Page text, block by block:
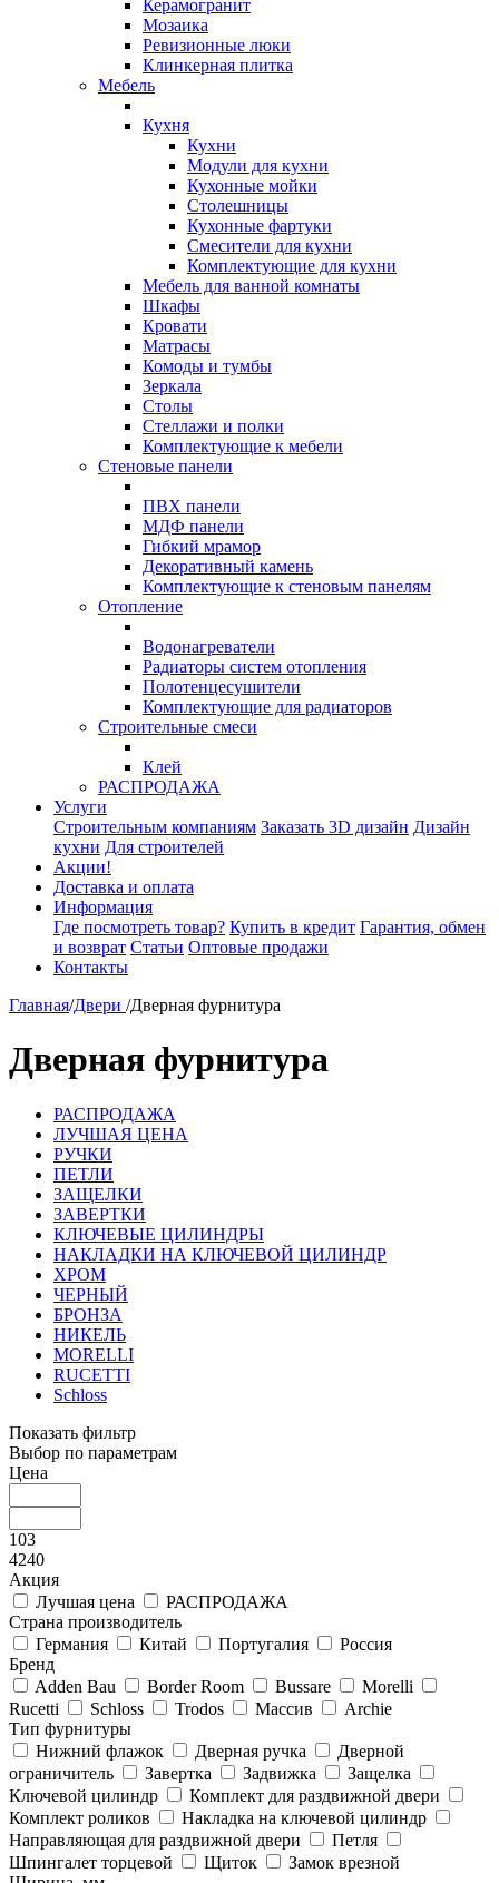
Керамогранит
Мозаика
Ревизионные люки
Клинкерная плитка
Мебель
Кухня
Кухни
Модули для кухни
Кухонные мойки
Столешницы
Кухонные фартуки
Смесители для кухни
Комплектующие для кухни
Мебель для ванной комнаты
Шкафы
Кровати
Матрасы
Комоды и тумбы
Зеркала
Столы
Стеллажи и полки
Комплектующие к мебели
Стеновые панели
ПВХ панели
МДФ панели
Гибкий мрамор
Декоративный камень
Комплектующие к стеновым панелям
Отопление
Водонагреватели
Радиаторы систем отопления
Полотенцесушители
Комплектующие для радиаторов
Строительные смеси
Клей
РАСПРОДАЖА
Услуги
Строительным компаниям Заказать 3D дизайн Дизайн
кухни Для строителей
Акции!
Доставка и оплата
Информация
Где посмотреть товар? Купить в кредит Гарантия, обмен
и возврат Статьи Оптовые продажи
Контакты
Главная/Двери /Дверная фурнитура
Дверная фурнитура
РАСПРОДАЖА
ЛУЧШАЯ ЦЕНА
РУЧКИ
ПЕТЛИ
ЗАЩЕЛКИ
ЗАВЕРТКИ
КЛЮЧЕВЫЕ ЦИЛИНДРЫ
НАКЛАДКИ НА КЛЮЧЕВОЙ ЦИЛИНДР
ХРОМ
ЧЕРНЫЙ
БРОНЗА
НИКЕЛЬ
MORELLI
RUCETTI
Schloss
Показать фильтр
Выбор по параметрам
Цена
103
4240
Акция
Лучшая цена
РАСПРОДАЖА
Страна производитель
Германия
Китай Португалия
Россия
Бренд
Adden Bau
Border Room Bussare
Morelli
Rucetti
Schloss Trodos Массив
Archie
Тип фурнитуры
Нижний флажок
Дверная ручка
Дверной
ограничитель
Завертка Задвижка
Защелка
Ключевой цилиндр
Комплект для раздвижной двери
Комплект роликов
Накладка на ключевой цилиндр
Направляющая для раздвижной двери
Петля
Шпингалет торцевой
Щиток
Замок врезной